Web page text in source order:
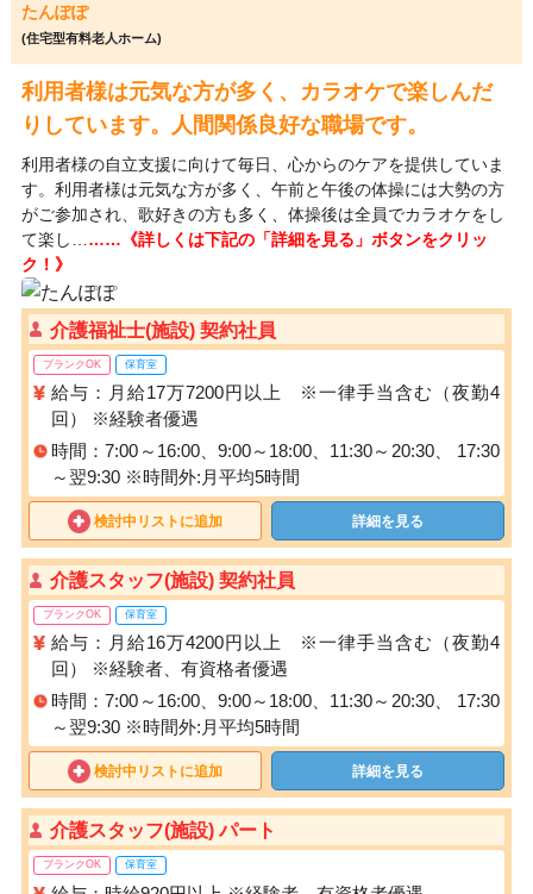
たんぽぽ
(住宅型有料老人ホーム)
利用者様は元気な方が多く、カラオケで楽しんだ
りしています。人間関係良好な職場です。
利用者様の自立支援に向けて毎日、心からのケアを提供していま
す。利用者様は元気な方が多く、午前と午後の体操には大勢の方
がご参加され、歌好きの方も多く、体操後は全員でカラオケをし
て楽し… ……《詳しくは下記の「詳細を見る」ボタンをクリッ
ク！》
介護福祉士(施設) 契約社員
ブランクOK 保育室
給与：月給17万7200円以上 ※一律手当含む（夜勤4
回） ※経験者優遇
時間：7:00～16:00、9:00～18:00、11:30～20:30、 17:30
～翌9:30 ※時間外:月平均5時間
検討中リストに追加 詳細を見る
介護スタッフ(施設) 契約社員
ブランクOK 保育室
給与：月給16万4200円以上 ※一律手当含む（夜勤4
回） ※経験者、有資格者優遇
時間：7:00～16:00、9:00～18:00、11:30～20:30、 17:30
～翌9:30 ※時間外:月平均5時間
検討中リストに追加 詳細を見る
介護スタッフ(施設) パート
ブランクOK 保育室